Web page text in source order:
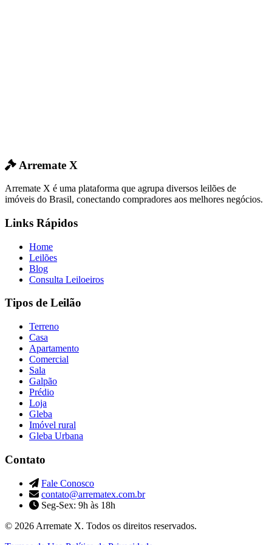
Arremate X
Arremate X é uma plataforma que agrupa diversos leilões de
imóveis do Brasil, conectando compradores aos melhores negócios.
Links Rápidos
Home
Leilões
Blog
Consulta Leiloeiros
Tipos de Leilão
Terreno
Casa
Apartamento
Comercial
Sala
Galpão
Prédio
Loja
Gleba
Imóvel rural
Gleba Urbana
Contato
Fale Conosco
contato@arrematex.com.br
Seg-Sex: 9h às 18h
© 2026 Arremate X. Todos os direitos reservados.